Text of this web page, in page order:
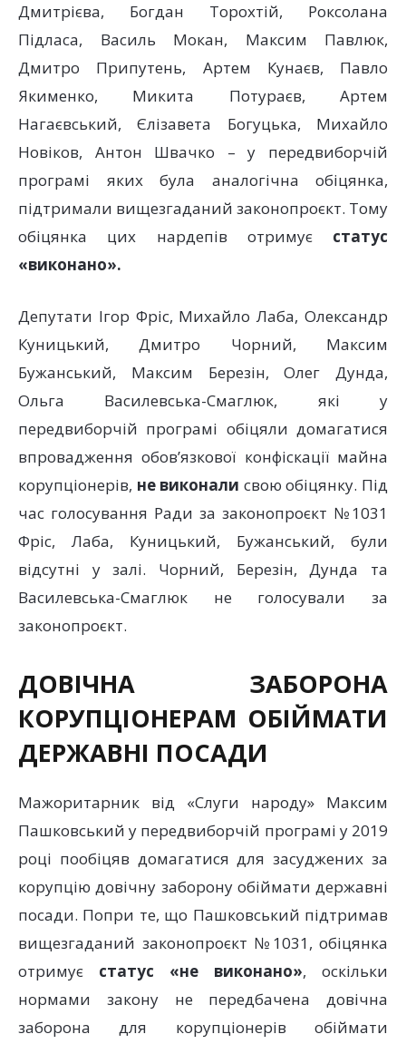
Дмитрієва, Богдан Торохтій, Роксолана
Підласа, Василь Мокан, Максим Павлюк,
Дмитро Припутень, Артем Кунаєв, Павло
Якименко, Микита Потураєв, Артем
Нагаєвський, Єлізавета Богуцька, Михайло
Новіков, Антон Швачко – у передвиборчій
програмі яких була аналогічна обіцянка,
підтримали вищезгаданий законопроєкт. Тому
обіцянка цих нардепів отримує статус
«виконано».
Депутати Ігор Фріс, Михайло Лаба, Олександр
Куницький, Дмитро Чорний, Максим
Бужанський, Максим Березін, Олег Дунда,
Ольга Василевська-Смаглюк, які у
передвиборчій програмі обіцяли домагатися
впровадження обов’язкової конфіскації майна
корупціонерів, не виконали свою обіцянку. Під
час голосування Ради за законопроєкт №1031
Фріс, Лаба, Куницький, Бужанський, були
відсутні у залі. Чорний, Березін, Дунда та
Василевська-Смаглюк не голосували за
законопроєкт.
ДОВІЧНА ЗАБОРОНА
КОРУПЦІОНЕРАМ ОБІЙМАТИ
ДЕРЖАВНІ ПОСАДИ
Мажоритарник від «Слуги народу» Максим
Пашковський у передвиборчій програмі у 2019
році пообіцяв домагатися для засуджених за
корупцію довічну заборону обіймати державні
посади. Попри те, що Пашковський підтримав
вищезгаданий законопроєкт №1031, обіцянка
отримує статус «не виконано», оскільки
нормами закону не передбачена довічна
заборона для корупціонерів обіймати